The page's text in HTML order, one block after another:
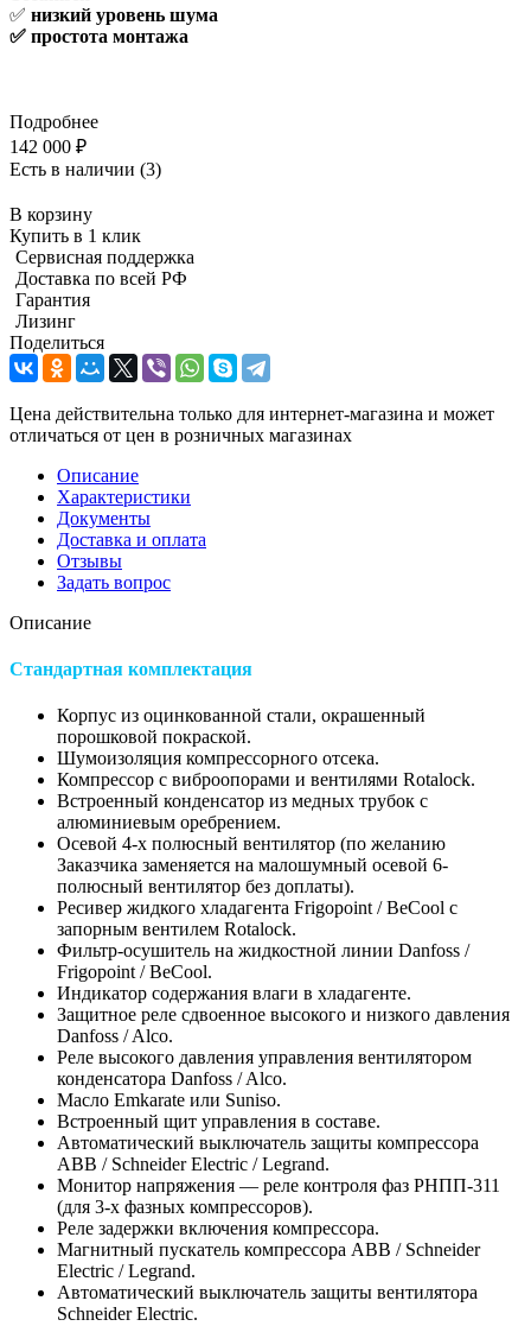
✅ низкий уровень шума
✅ простота монтажа
Подробнее
142 000 ₽
Есть в наличии (3)
В корзину
Купить в 1 клик
Сервисная поддержка
Доставка по всей РФ
Гарантия
Лизинг
Поделиться
Цена действительна только для интернет-магазина и может
отличаться от цен в розничных магазинах
Описание
Характеристики
Документы
Доставка и оплата
Отзывы
Задать вопрос
Описание
Стандартная комплектация
Корпус из оцинкованной стали, окрашенный
порошковой покраской.
Шумоизоляция компрессорного отсека.
Компрессор с виброопорами и вентилями Rotalock.
Встроенный конденсатор из медных трубок с
алюминиевым оребрением.
Осевой 4-х полюсный вентилятор (по желанию
Заказчика заменяется на малошумный осевой 6-
полюсный вентилятор без доплаты).
Ресивер жидкого хладагента Frigopoint / BeCool с
запорным вентилем Rotalock.
Фильтр-осушитель на жидкостной линии Danfoss /
Frigopoint / BeCool.
Индикатор содержания влаги в хладагенте.
Защитное реле сдвоенное высокого и низкого давления
Danfoss / Alco.
Реле высокого давления управления вентилятором
конденсатора Danfoss / Alco.
Масло Emkarate или Suniso.
Встроенный щит управления в составе.
Автоматический выключатель защиты компрессора
ABB / Schneider Electric / Legrand.
Монитор напряжения — реле контроля фаз РНПП-311
(для 3-х фазных компрессоров).
Реле задержки включения компрессора.
Магнитный пускатель компрессора ABB / Schneider
Electric / Legrand.
Автоматический выключатель защиты вентилятора
Schneider Electric.